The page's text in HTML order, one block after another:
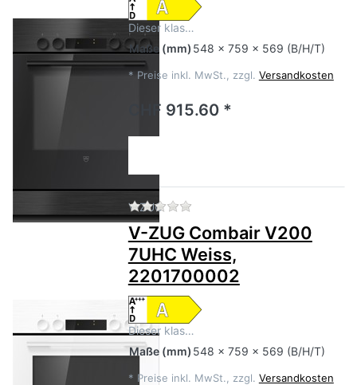
Dieser klas…
Maße (mm) 548 x 759 x 569 (B/H/T)
* Preise inkl. MwSt., zzgl. Versandkosten
CHF 915.60 *
V-ZUG Zu diesem Produkt liegen
V-ZUG Combair V200
7UHC Weiss,
2201700002
Dieser klas…
Maße (mm) 548 x 759 x 569 (B/H/T)
* Preise inkl. MwSt., zzgl. Versandkosten